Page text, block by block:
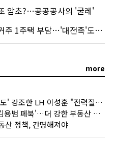
암초?…공공공사의 '굴레'
1주택 부담…'대전족'도 불똥
more
주택공급 '속도' 강조한 LH 이성훈 "전력질주해야"
한 발 빠른 '김용범 페북'…더 강한 부동산 규제 나오나
산 정책, 간명해져야